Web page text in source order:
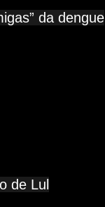
da dengue
de Lul